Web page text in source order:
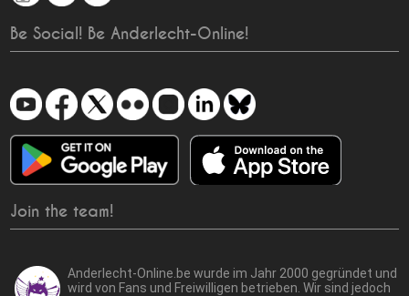
Be Social! Be Anderlecht-Online!
Join the team!
Anderlecht-Online.be wurde im Jahr 2000 gegründet und
wird von Fans und Freiwilligen betrieben. Wir sind jedoch